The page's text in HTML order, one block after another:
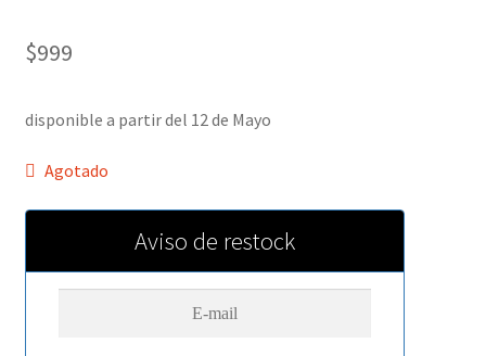
$999
disponible a partir del 12 de Mayo
Agotado
Aviso de restock